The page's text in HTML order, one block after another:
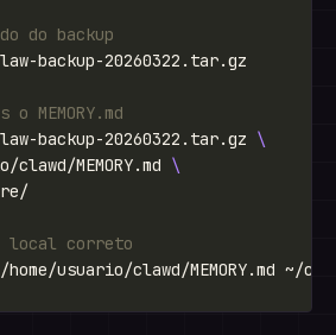
do backup
MEMORY.md
backup-20260322.tar.gz
clawd/MEMORY.md
local correto